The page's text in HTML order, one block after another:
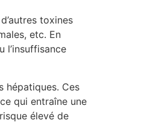
toxines
etc. En
l’insuffisance
hépatiques. Ces
qui entraîne une
élevé de